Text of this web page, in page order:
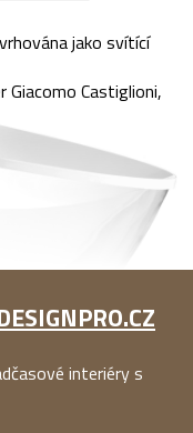
jako svítící
Giacomo Castiglioni,
interiéry s